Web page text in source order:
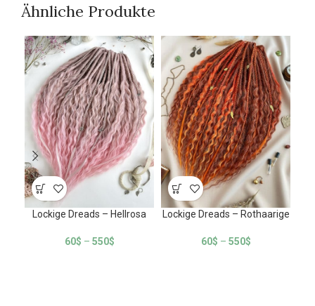
Ähnliche Produkte
Lockige Dreads – Hellrosa
60$ – 550$
Lockige Dreads – Rothaarige
60$ – 550$